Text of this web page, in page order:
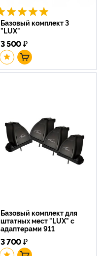
Базовый комплект 3
"LUX"
3 500₽
Базовый комплект для
штатных мест "LUX" с
адаптерами 911
3 700₽